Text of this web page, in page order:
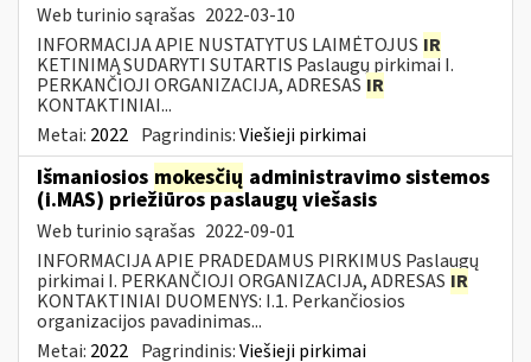
Web turinio sąrašas 2022-03-10
INFORMACIJA APIE NUSTATYTUS LAIMĖTOJUS IR
KETINIMĄ SUDARYTI SUTARTIS Paslaugų pirkimai I.
PERKANČIOJI ORGANIZACIJA, ADRESAS IR
KONTAKTINIAI...
Metai: 2022 Pagrindinis:Viešieji pirkimai
Išmaniosios mokesčių administravimo sistemos
(i.MAS) priežiūros paslaugų viešasis
Web turinio sąrašas 2022-09-01
INFORMACIJA APIE PRADEDAMUS PIRKIMUS Paslaugų
pirkimai I. PERKANČIOJI ORGANIZACIJA, ADRESAS IR
KONTAKTINIAI DUOMENYS: I.1. Perkančiosios
organizacijos pavadinimas...
Metai: 2022 Pagrindinis:Viešieji pirkimai